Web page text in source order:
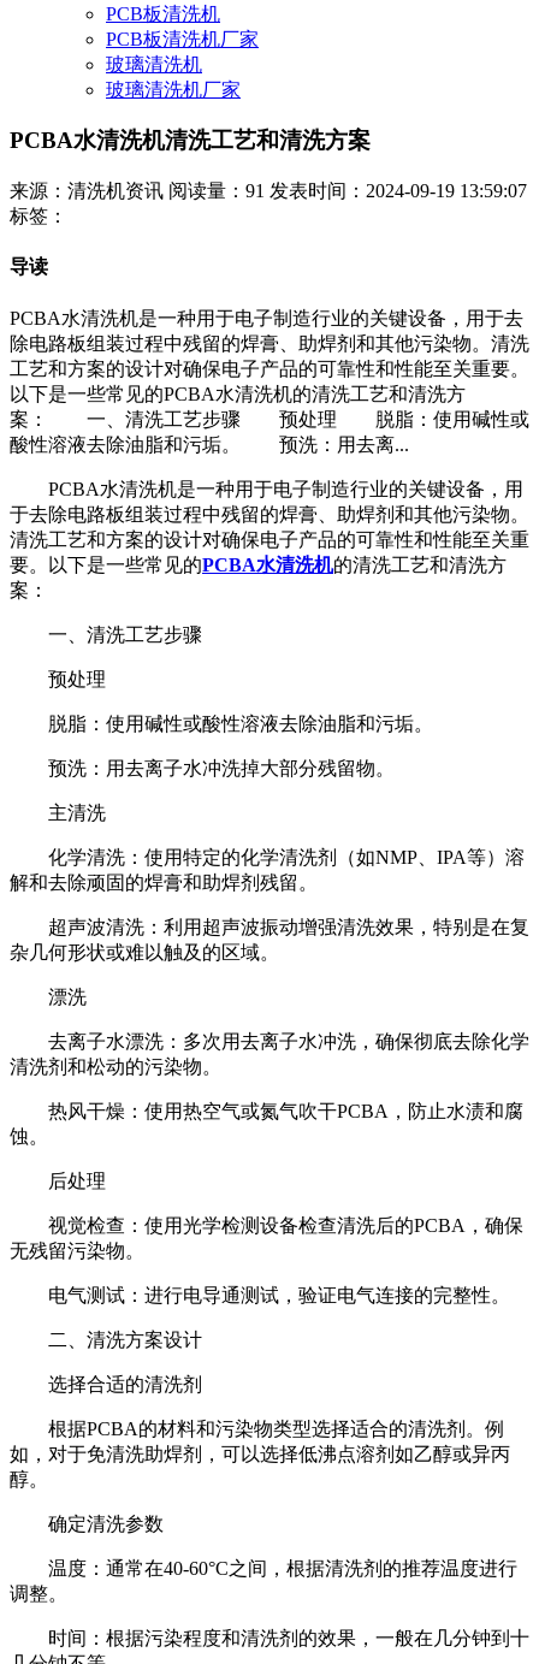
PCB板清洗机
PCB板清洗机厂家
玻璃清洗机
玻璃清洗机厂家
PCBA水清洗机清洗工艺和清洗方案
来源：清洗机资讯 阅读量：91 发表时间：2024-09-19 13:59:07
标签：
导读
PCBA水清洗机是一种用于电子制造行业的关键设备，用于去
除电路板组装过程中残留的焊膏、助焊剂和其他污染物。清洗
工艺和方案的设计对确保电子产品的可靠性和性能至关重要。
以下是一些常见的PCBA水清洗机的清洗工艺和清洗方
案： 一、清洗工艺步骤 预处理 脱脂：使用碱性或
酸性溶液去除油脂和污垢。 预洗：用去离...
PCBA水清洗机是一种用于电子制造行业的关键设备，用
于去除电路板组装过程中残留的焊膏、助焊剂和其他污染物。
清洗工艺和方案的设计对确保电子产品的可靠性和性能至关重
要。以下是一些常见的PCBA水清洗机的清洗工艺和清洗方
案：
一、清洗工艺步骤
预处理
脱脂：使用碱性或酸性溶液去除油脂和污垢。
预洗：用去离子水冲洗掉大部分残留物。
主清洗
化学清洗：使用特定的化学清洗剂（如NMP、IPA等）溶
解和去除顽固的焊膏和助焊剂残留。
超声波清洗：利用超声波振动增强清洗效果，特别是在复
杂几何形状或难以触及的区域。
漂洗
去离子水漂洗：多次用去离子水冲洗，确保彻底去除化学
清洗剂和松动的污染物。
热风干燥：使用热空气或氮气吹干PCBA，防止水渍和腐
蚀。
后处理
视觉检查：使用光学检测设备检查清洗后的PCBA，确保
无残留污染物。
电气测试：进行电导通测试，验证电气连接的完整性。
二、清洗方案设计
选择合适的清洗剂
根据PCBA的材料和污染物类型选择适合的清洗剂。例
如，对于免清洗助焊剂，可以选择低沸点溶剂如乙醇或异丙
醇。
确定清洗参数
温度：通常在40-60°C之间，根据清洗剂的推荐温度进行
调整。
时间：根据污染程度和清洗剂的效果，一般在几分钟到十